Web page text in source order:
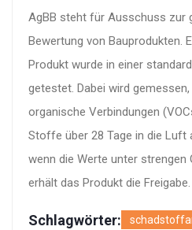
AgBB steht für Ausschuss zur
Bewertung von Bauprodukten.
Produkt wurde in einer
getestet. Dabei wird
organische Verbindungen
Stoffe über 28 Tage in die Luft
wenn die Werte unter strengen
erhält das Produkt die Freigabe.
Schlagwörter: